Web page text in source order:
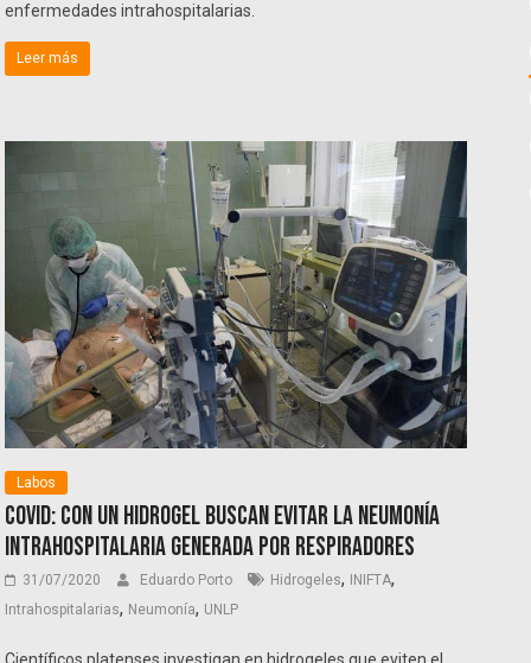
enfermedades intrahospitalarias.
Leer más
Labos
Covid: con un hidrogel buscan evitar la neumonía
intrahospitalaria generada por respiradores
31/07/2020 Eduardo Porto Hidrogeles, INIFTA,
Intrahospitalarias, Neumonía, UNLP